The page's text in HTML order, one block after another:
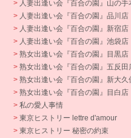
> 人妻出逢い会『百合の園』山の手
> 人妻出逢い会『百合の園』品川店
> 人妻出逢い会『百合の園』新宿店
> 人妻出逢い会『百合の園』池袋店
> 熟女出逢い会『百合の園』目黒店
> 熟女出逢い会『百合の園』五反田
> 熟女出逢い会『百合の園』新大久
> 熟女出逢い会『百合の園』目白店
> 私の愛人事情
> 東京ヒストリー lettre d'amour
> 東京ヒストリー 秘密の約束